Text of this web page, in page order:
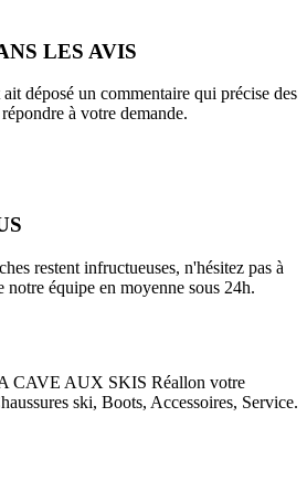
LES AVIS
déposé un commentaire qui précise des
à votre demande.
restent infructueuses, n'hésitez pas à
notre équipe en moyenne sous 24h.
CAVE AUX SKIS Réallon votre
ski, Boots, Accessoires, Service.